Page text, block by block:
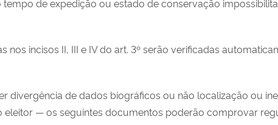
de expedição ou estado de conservação
incisos II, III e IV do art. 3º serão verificadas
divergência de dados biográficos ou não localização ou
— os seguintes documentos poderão comprovar